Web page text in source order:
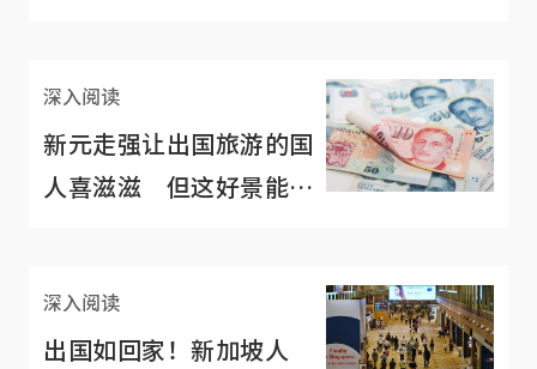
深入阅读
新元走强让出国旅游的国
人喜滋滋 但这好景能持
深入阅读
出国如回家！新加坡人